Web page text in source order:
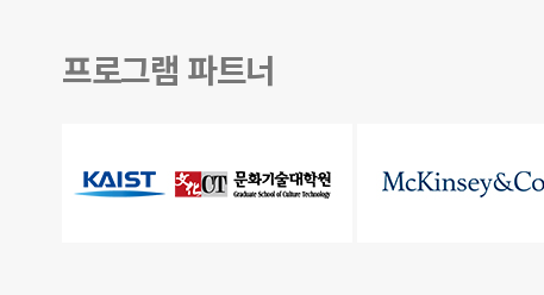
프로그램 파트너